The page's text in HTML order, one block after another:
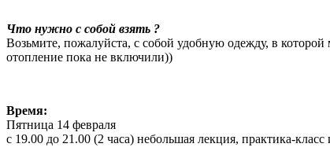
Что нужно с собой взять ?
Возьмите, пожалуйста, с собой удобную одежду, в
отопление пока не включили))
Время:
Пятница 14 февраля
с 19.00 до 21.00 (2 часа) небольшая лекция, практика-